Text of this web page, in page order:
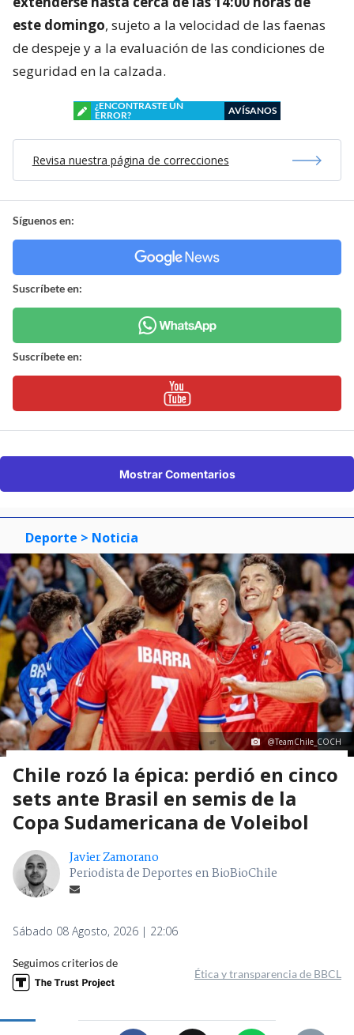
este domingo, sujeto a la velocidad de las faenas
de despeje y a la evaluación de las condiciones de
seguridad en la calzada.
¿ENCONTRASTE UN
ERROR?
AVÍSANOS
Revisa nuestra página de correcciones
Síguenos en:
Suscríbete en:
Suscríbete en:
Mostrar Comentarios
Deporte > Noticia
@TeamChile_COCH
Chile rozó la épica: perdió en cinco
sets ante Brasil en semis de la
Copa Sudamericana de Voleibol
Javier Zamorano
Periodista de Deportes en BioBioChile
Sábado 08 Agosto, 2026 | 22:06
Seguimos criterios de
Ética y transparencia de BBCL